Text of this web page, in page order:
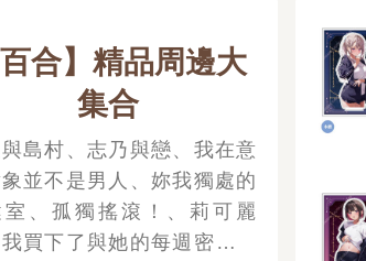
百合】精品周邊大
集合
島村、志乃與戀、我在意
並不是男人、妳我獨處的
室、孤獨搖滾！、莉可麗
買下了與她的每週密會、